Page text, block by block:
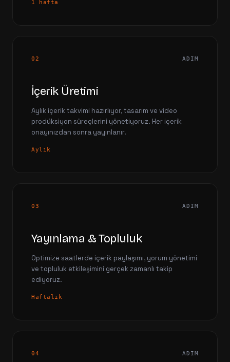
1 hafta
02 ADIM
İçerik Üretimi
Aylık içerik takvimi hazırlıyor, tasarım ve video
prodüksiyon süreçlerini yönetiyoruz. Her içerik
onayınızdan sonra yayınlanır.
Aylık
03 ADIM
Yayınlama & Topluluk
Optimize saatlerde içerik paylaşımı, yorum yönetimi
ve topluluk etkileşimini gerçek zamanlı takip
ediyoruz.
Haftalık
04 ADIM